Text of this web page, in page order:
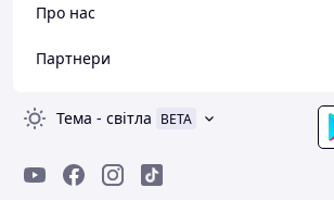
Про нас
Партнери
Тема - світла BETA